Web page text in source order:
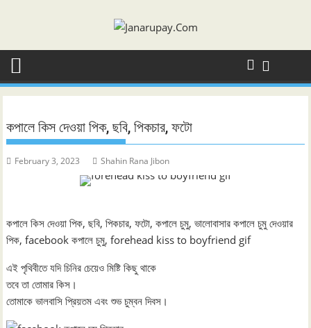
কপালে কিস দেওয়া পিক, ছবি, পিকচার, ফটো
February 3, 2023 Shahin Rana Jibon
কপালে কিস দেওয়া পিক, ছবি, পিকচার, ফটো, কপালে চুমু, ভালোবাসার কপালে চুমু দেওয়ার
পিক, facebook কপালে চুমু, forehead kiss to boyfriend gif
এই পৃথিবীতে যদি চিনির চেয়েও মিষ্টি কিছু থাকে
তবে তা তোমার কিস।
তোমাকে ভালবাসি প্রিয়তম এবং শুভ চুম্বন দিবস।